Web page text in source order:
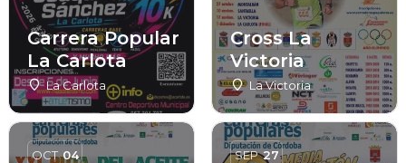
Carrera Popular
La Carlota
La Carlota
Cross La
Victoria
La Victoria
OCT 04 SEP 27